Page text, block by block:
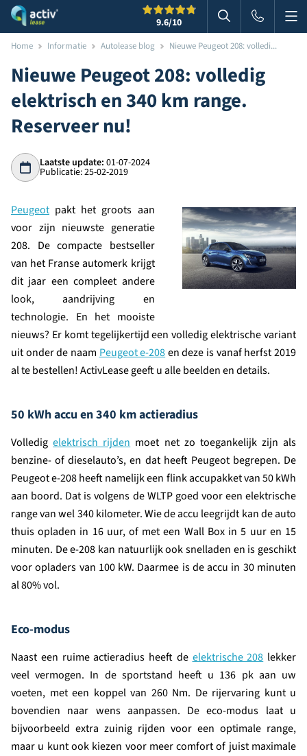
9.6/10 Zoeken in
Home Informatie Autolease blog Nieuwe Peugeot 208: volledi...
Nieuwe Peugeot 208: volledig
elektrisch en 340 km range.
Reserveer nu!
Laatste update: 01-07-2024
Publicatie: 25-02-2019
Peugeot pakt het groots aan
voor zijn nieuwste generatie
208. De compacte bestseller
van het Franse automerk krijgt
dit jaar een compleet andere
look, aandrijving en
technologie. En het mooiste
nieuws? Er komt tegelijkertijd een volledig elektrische variant
uit onder de naam Peugeot e-208en deze is vanaf herfst 2019
al te bestellen! ActivLease geeft u alle beelden en details.
50 kWh accu en 340 km actieradius
Volledigelektrisch rijden moet net zo toegankelijk zijn als
benzine- of dieselauto’s, en dat heeft Peugeot begrepen. De
Peugeot e-208 heeft namelijk een flink accupakket van 50 kWh
aan boord. Dat is volgens de WLTP goed voor een elektrische
range van wel 340 kilometer. Wie de accu leegrijdt kan de auto
thuis opladen in 16 uur, of met een Wall Box in 5 uur en 15
minuten. De e-208 kan natuurlijk ook snelladen en is geschikt
voor opladers van 100 kW. Daarmee is de accu in 30 minuten
al 80% vol.
Eco-modus
Naast een ruime actieradius heeft de elektrische 208 lekker
veel vermogen. In de sportstand heeft u 136 pk aan uw
voeten, met een koppel van 260 Nm. De rijervaring kunt u
bovendien naar wens aanpassen. De eco-modus laat u
bijvoorbeeld extra zuinig rijden voor een optimale range,
maar u kunt ook kiezen voor meer comfort of juist maximale